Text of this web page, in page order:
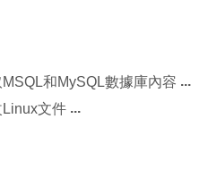
和MySQL數據庫內容
文件